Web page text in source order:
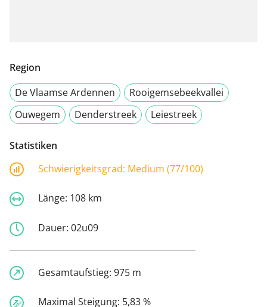
Region
De Vlaamse Ardennen
Rooigemsebeekvallei
Ouwegem
Denderstreek Leiestreek
Statistiken
Schwierigkeitsgrad: Medium (77/100)
Länge: 108 km
Dauer: 02u09
Gesamtaufstieg: 975 m
Maximal Steigung: 5,83 %